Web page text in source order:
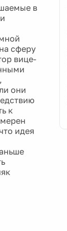
в
сферу
вице-
они
к
идея